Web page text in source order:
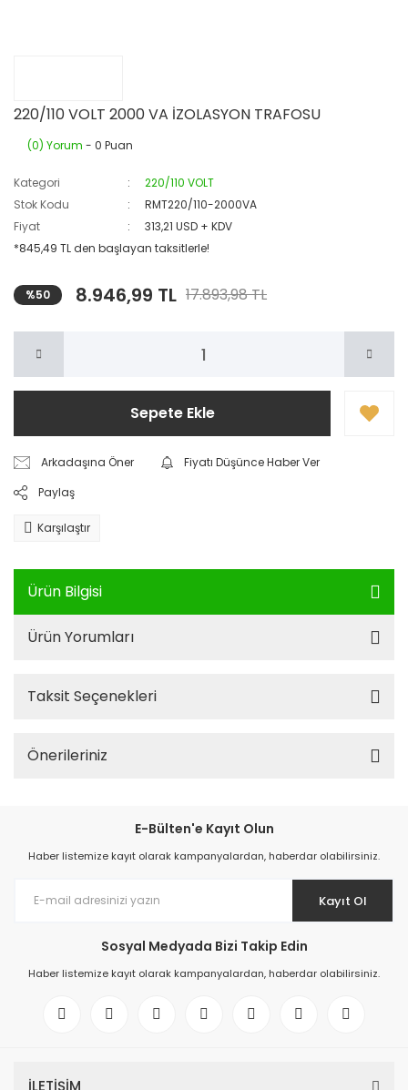
220/110 VOLT 2000 VA İZOLASYON TRAFOSU
(0) Yorum - 0 Puan
Kategori
220/110 VOLT
Stok Kodu
RMT220/110-2000VA
Fiyat
313,21 USD + KDV
*845,49 TL den başlayan taksitlerle!
%50 8.946,99 TL 17.893,98 TL
Sepete Ekle
Arkadaşına Öner
Fiyatı Düşünce Haber Ver
Paylaş
Karşılaştır
Ürün Bilgisi
Ürün Yorumları
Taksit Seçenekleri
Önerileriniz
E-Bülten'e Kayıt Olun
Haber listemize kayıt olarak kampanyalardan, haberdar olabilirsiniz.
Kayıt Ol
Sosyal Medyada Bizi Takip Edin
Haber listemize kayıt olarak kampanyalardan, haberdar olabilirsiniz.
İLETİŞİM